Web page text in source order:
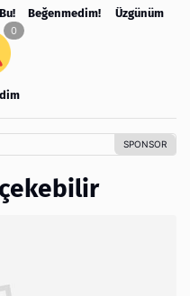
Beğenmedim! Üzgünüm